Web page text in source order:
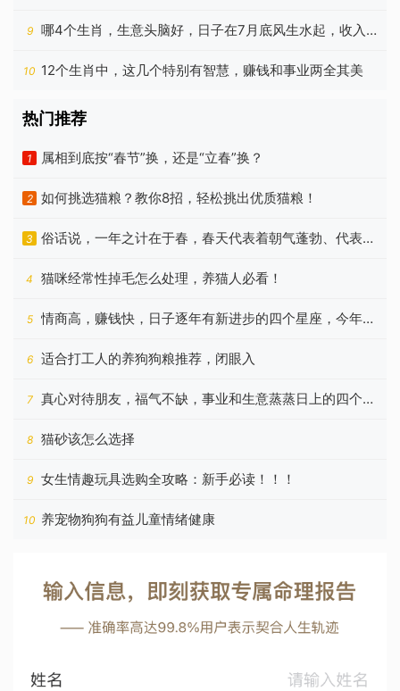
生肖
9
哪4个生肖，生意头脑好，日子在7月底风生水起，收入
增加
10 12个生肖中，这几个特别有智慧，赚钱和事业两全其美
热门推荐
1 属相到底按“春节”换，还是“立春”换？
2 如何挑选猫粮？教你8招，轻松挑出优质猫粮！
3
俗话说，一年之计在于春，春天代表着朝气蓬勃、代表着
希望
4 猫咪经常性掉毛怎么处理，养猫人必看！
5
情商高，赚钱快，日子逐年有新进步的四个星座，今年更
好
6 适合打工人的养狗狗粮推荐，闭眼入
7
真心对待朋友，福气不缺，事业和生意蒸蒸日上的四个星
座
8 猫砂该怎么选择
9 女生情趣玩具选购全攻略：新手必读！！！
10 养宠物狗狗有益儿童情绪健康